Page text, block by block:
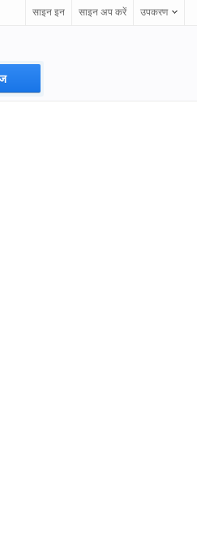
साइन इन साइन अप करें उपकरण